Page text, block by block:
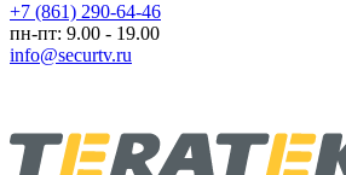
+7 (861) 290-64-46
пн-пт: 9.00 - 19.00
info@securtv.ru